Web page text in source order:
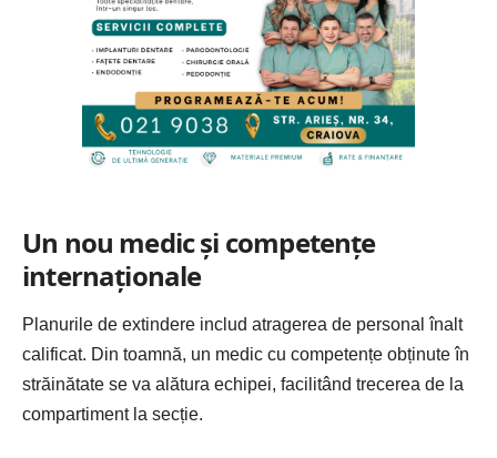
Un nou medic și competențe
internaționale
Planurile de extindere includ atragerea de personal înalt
calificat. Din toamnă, un medic cu competențe obținute în
străinătate se va alătura echipei, facilitând trecerea de la
compartiment la secție.